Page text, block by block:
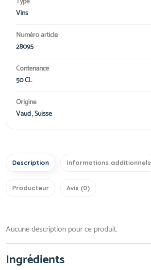
Vins
Numéro article
28095
Contenance
50 CL
Origine
Vaud , Suisse
Description Informations additionnels
Producteur Avis (0)
Aucune description pour ce produit.
Ingrédients